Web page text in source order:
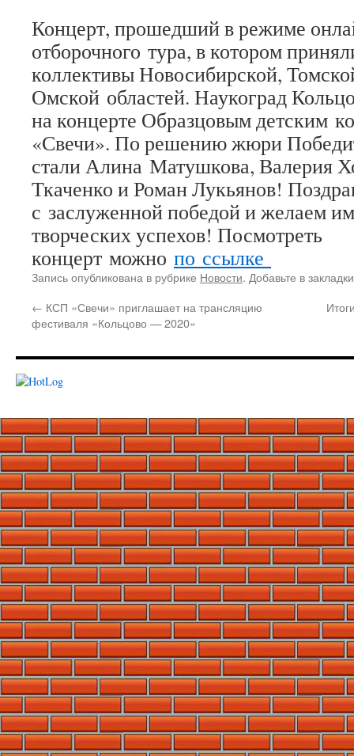
Концерт, прошедший в режиме
отборочного тура, в котором
коллективы Новосибирской,
Омской областей. Наукоград
на концерте Образцовым детским
«Свечи». По решению жюри
стали Алина Матушкова, Валерия
Ткаченко и Роман Лукьянов!
с заслуженной победой и желаем
творческих успехов! Посмотреть
концерт можно по ссылке
Запись опубликована в рубрике Новости. Добавьте в
← КСП «Свечи» приглашает на трансляцию
фестиваля «Кольцово — 2020»